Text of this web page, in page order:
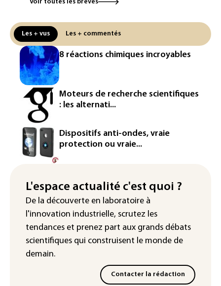
renforcer la surveillance et la
Ceuta
L'Europe se prépare à une baisse de la
production d'électricité lors de l'éclipse
solaire
La métropole de Rouen porte plainte
contre BASF pour pollution aux PFAS
Canicule: à l'arrêt depuis fin juillet, la
centrale de Golfech reconnectée au
réseau
Véhicules de livraison autonomes: la
homologation
Iris³: Eutelsat investira 3,4 milliards
d'euros dans la future constellation
européenne
Voir toutes les brèves
Les + vus Les + commentés
8 réactions chimiques incroyables
Moteurs de recherche scientifiques
: les alternati...
Dispositifs anti-ondes, vraie
protection ou vraie...
L'espace actualité c'est quoi ?
De la découverte en laboratoire à
l'innovation industrielle, scrutez les
tendances et prenez part aux grands débats
scientifiques qui construisent le monde de
demain.
Contacter la rédaction